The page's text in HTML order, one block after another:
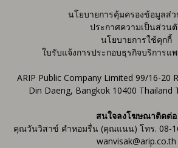
นโยบายการคุ้มครองข้อมูลส่
ประกาศความเป็นส่วน
นโยบายการใช้คุกกี้
ใบรับแจ้งการประกอบธุรกิจบริการแ
ARIP Public Company Limited 99/16-20
Din Daeng, Bangkok 10400 Thailand
สนใจลงโฆษณาติดต่อ
คุณวันวิสาข์ คำหอมรื่น (คุณแนน) โทร. 08-
wanvisak@arip.co.th